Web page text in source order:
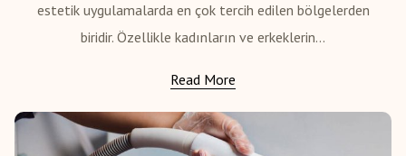
estetik uygulamalarda en çok tercih edilen bölgelerden
biridir. Özellikle kadınların ve erkeklerin...
Read More